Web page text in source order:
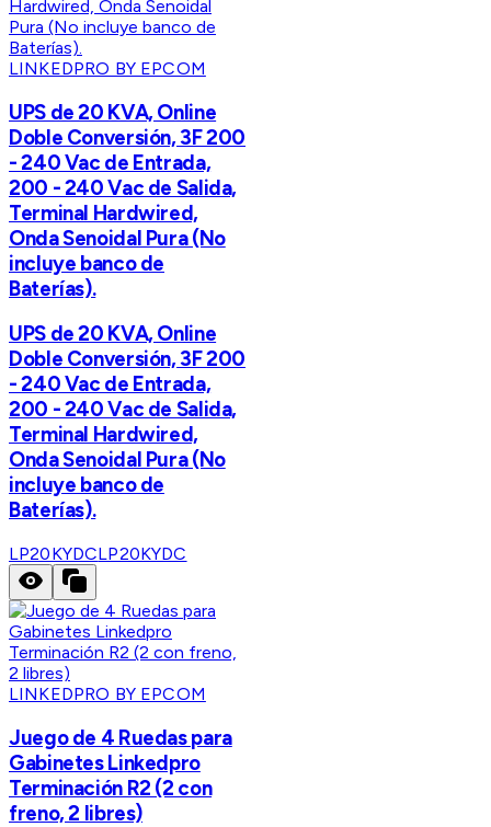
LINKEDPRO BY EPCOM
UPS de 20 KVA, Online
Doble Conversión, 3F 200
- 240 Vac de Entrada,
200 - 240 Vac de Salida,
Terminal Hardwired,
Onda Senoidal Pura (No
incluye banco de
Baterías).
UPS de 20 KVA, Online
Doble Conversión, 3F 200
- 240 Vac de Entrada,
200 - 240 Vac de Salida,
Terminal Hardwired,
Onda Senoidal Pura (No
incluye banco de
Baterías).
LP20KYDCLP20KYDC
LINKEDPRO BY EPCOM
Juego de 4 Ruedas para
Gabinetes Linkedpro
Terminación R2 (2 con
freno, 2 libres)